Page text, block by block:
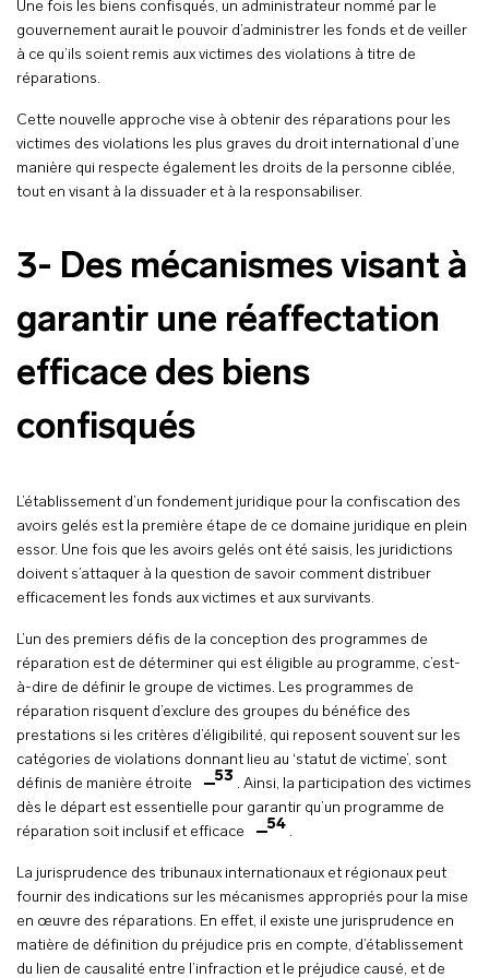
Une fois les biens confisqués, un administrateur nommé par le
gouvernement aurait le pouvoir d’administrer les fonds et de veiller
à ce qu’ils soient remis aux victimes des violations à titre de
réparations.
Cette nouvelle approche vise à obtenir des réparations pour les
victimes des violations les plus graves du droit international d’une
manière qui respecte également les droits de la personne ciblée,
tout en visant à la dissuader et à la responsabiliser.
3- Des mécanismes visant à
garantir une réaffectation
efficace des biens
confisqués
L’établissement d’un fondement juridique pour la confiscation des
avoirs gelés est la première étape de ce domaine juridique en plein
essor. Une fois que les avoirs gelés ont été saisis, les juridictions
doivent s’attaquer à la question de savoir comment distribuer
efficacement les fonds aux victimes et aux survivants.
L’un des premiers défis de la conception des programmes de
réparation est de déterminer qui est éligible au programme, c’est-
à-dire de définir le groupe de victimes. Les programmes de
réparation risquent d’exclure des groupes du bénéfice des
prestations si les critères d’éligibilité, qui reposent souvent sur les
catégories de violations donnant lieu au ‘statut de victime’, sont
définis de manière étroite
53 . Ainsi, la participation des victimes
dès le départ est essentielle pour garantir qu’un programme de
réparation soit inclusif et efficace
54 .
La jurisprudence des tribunaux internationaux et régionaux peut
fournir des indications sur les mécanismes appropriés pour la mise
en œuvre des réparations. En effet, il existe une jurisprudence en
matière de définition du préjudice pris en compte, d’établissement
du lien de causalité entre l’infraction et le préjudice causé, et de